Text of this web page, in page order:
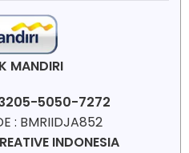
MANDIRI
5050-7272
: BMRIIDJA852
INDONESIA